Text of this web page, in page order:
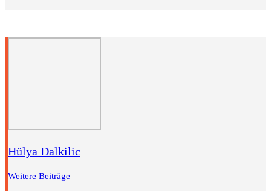
Hülya Dalkilic
Weitere Beiträge